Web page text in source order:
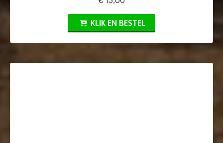
KLIK EN BESTEL